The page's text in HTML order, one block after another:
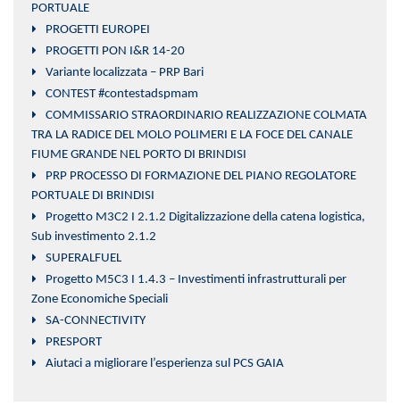
PORTUALE
PROGETTI EUROPEI
PROGETTI PON I&R 14-20
Variante localizzata – PRP Bari
CONTEST #contestadspmam
COMMISSARIO STRAORDINARIO REALIZZAZIONE COLMATA
TRA LA RADICE DEL MOLO POLIMERI E LA FOCE DEL CANALE
FIUME GRANDE NEL PORTO DI BRINDISI
PRP PROCESSO DI FORMAZIONE DEL PIANO REGOLATORE
PORTUALE DI BRINDISI
Progetto M3C2 I 2.1.2 Digitalizzazione della catena logistica,
Sub investimento 2.1.2
SUPERALFUEL
Progetto M5C3 I 1.4.3 – Investimenti infrastrutturali per
Zone Economiche Speciali
SA-CONNECTIVITY
PRESPORT
Aiutaci a migliorare l’esperienza sul PCS GAIA